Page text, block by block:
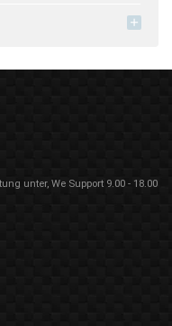
unter, We Support 9.00 - 18.00